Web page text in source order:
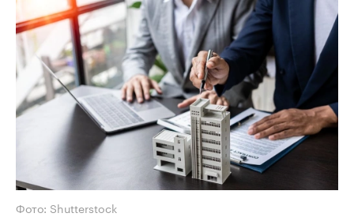
Фото: Shutterstock